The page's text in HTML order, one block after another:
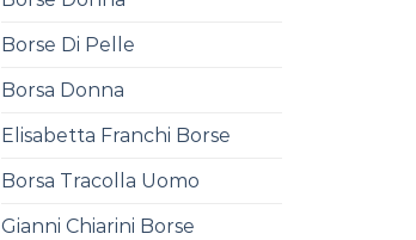
Borse Di Pelle
Borsa Donna
Elisabetta Franchi Borse
Borsa Tracolla Uomo
Gianni Chiarini Borse